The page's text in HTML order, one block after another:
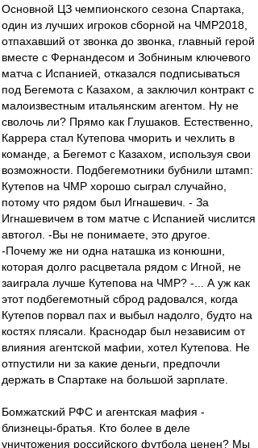
Основной ЦЗ чемпионского сезона Спартака,
один из лучших игроков сборной на ЧМР2018,
отпахавший от звонка до звонка, главный герой
вместе с Фернандесом и Зобниным ключевого
матча с Испанией, отказался подписываться
под Бегемота с Казахом, а заключил контракт с
малоизвестным итальянским агентом. Ну не
сволочь ли? Прямо как Глушаков. Естественно,
Каррера стал Кутепова чморить и чехлить в
команде, а Бегемот с Казахом, используя свои
возможности. Подбегемотники бубнили штамп:
Кутепов на ЧМР хорошо сыграл случайно,
потому что рядом был Игнашевич. - За
Игнашевичем в том матче с Испанией числится
автогол. -Вы не понимаете, это другое.
-Почему же ни одна наташка из конюшни,
которая долго расцветала рядом с Игной, не
заиграла лучше Кутепова на ЧМР? -... А уж как
этот подбегемотный сброд радовался, когда
Кутепов порвал пах и выбыл надолго, будто на
костях плясали. Краснодар был независим от
влияния агентской мафии, хотел Кутепова. Не
отпустили ни за какие деньги, предпочли
держать в Спартаке на большой зарплате.
Бомжатский РФС и агентская мафия -
близнецы-братья. Кто более в деле
уничтожения российского футбола ценен? Мы